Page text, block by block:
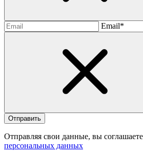
Email*
Отправляя свои данные, вы
персональных данных